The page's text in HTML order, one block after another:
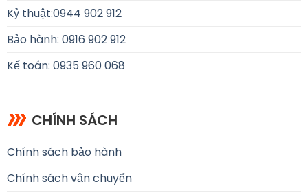
Kỷ thuật:0944 902 912
Bảo hành: 0916 902 912
Kế toán: 0935 960 068
CHÍNH SÁCH
Chính sách bảo hành
Chính sách vận chuyển